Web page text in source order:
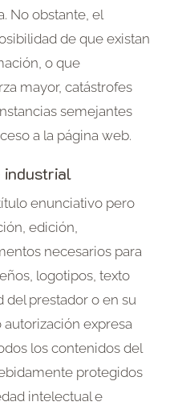
No obstante, el
de que existan
o que
mayor, catástrofes
semejantes
a la página web.
industrial
enunciativo pero
edición,
necesarios para
logotipos, texto
prestador o en su
expresa
los contenidos del
protegidos
intelectual e